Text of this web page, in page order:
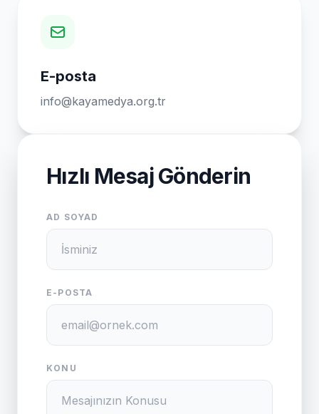
E-posta
info@kayamedya.org.tr
Hızlı Mesaj Gönderin
AD SOYAD
E-POSTA
KONU